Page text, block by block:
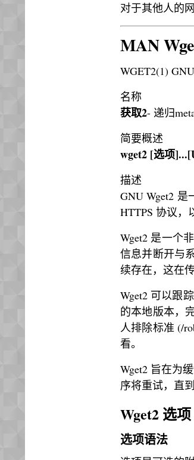
对于其他人的
MAN
WGET2(1)
名称
获取2- 递归
简要概述
wget2 [选项
描述
GNU Wget2
HTTPS 协议，
Wget2 是一个
信息并断开与
续存在，这在
Wget2 可以跟
的本地版本，
人排除标准 (/
看。
Wget2 旨在为
序将重试，直
Wget2 选项
选项语法